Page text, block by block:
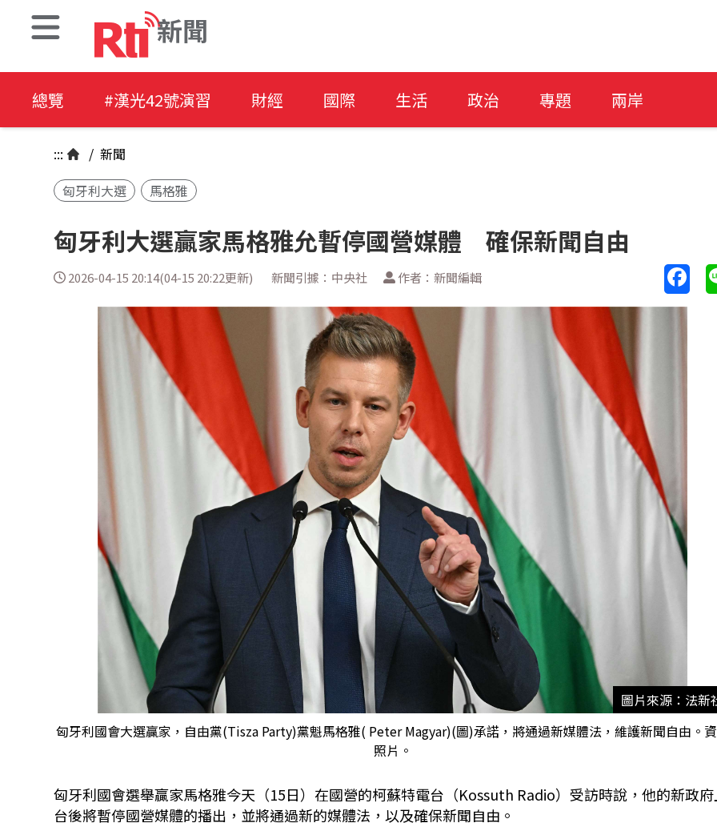
新聞
總覽 #漢光42號演習 財經 國際 生活 政治 專題 兩岸
::: / 新聞
匈牙利大選
馬格雅
匈牙利大選贏家馬格雅允暫停國營媒體 確保新聞自由
2026-04-15 20:14(04-15 20:22更新) 新聞引據：中央社 作者：新聞編輯
圖片來源：法新
匈牙利國會大選贏家，自由黨(Tisza Party)黨魁馬格雅( Peter Magyar)(圖)承諾，將通過新媒體法，維護新聞自由。
照片。
匈牙利國會選舉贏家馬格雅今天（15日）在國營的柯蘇特電台（Kossuth Radio）受訪時說，他的新政
台後將暫停國營媒體的播出，並將通過新的媒體法，以及確保新聞自由。